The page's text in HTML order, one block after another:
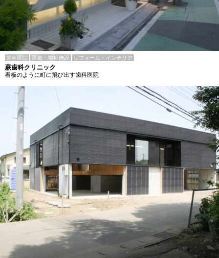
歯科医院 医療・福祉施設 リフォーム・インテリア
蕨歯科クリニック
看板のように町に飛び出す歯科医院